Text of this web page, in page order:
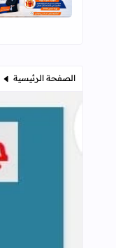
الصفحة الرئيسية